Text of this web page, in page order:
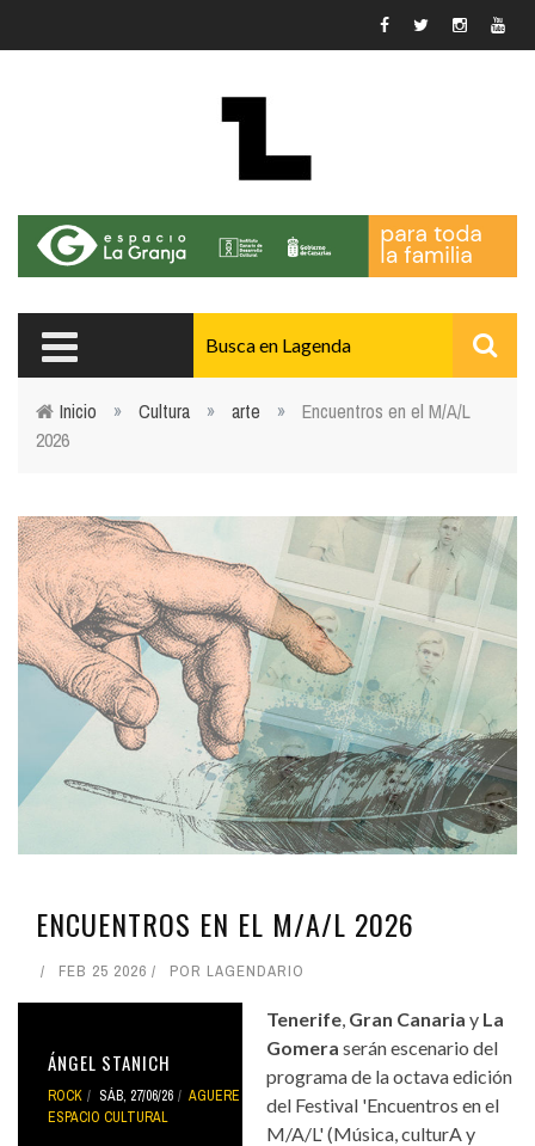
Usted está aquí
Inicio » Cultura » arte »
Encuentros en el M/A/L
2026
ENCUENTROS EN EL M/A/L 2026
FEB 25 2026 POR LAGENDARIO
ÁNGEL STANICH
ROCK SÁB, 27/06/26
AGUERE
ESPACIO CULTURAL
Tenerife, Gran Canaria y La
Gomera serán escenario del
programa de la octava edición
del Festival 'Encuentros en el
M/A/L' (Música, culturA y